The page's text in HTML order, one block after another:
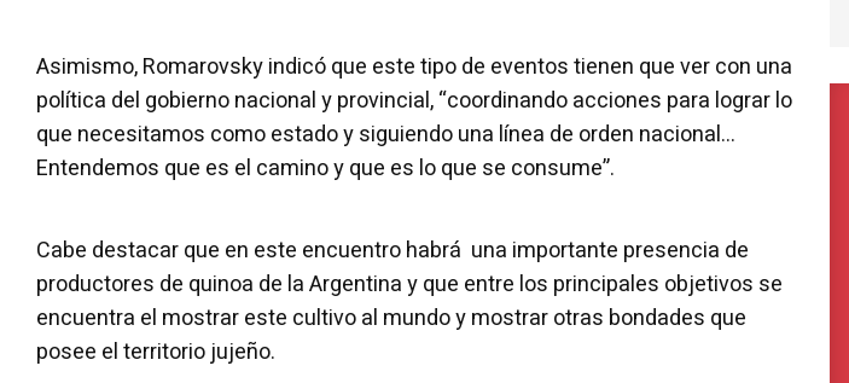
Asimismo, Romarovsky indicó que este tipo de eventos tienen que ver con una
política del gobierno nacional y provincial, “coordinando acciones para lograr lo
que necesitamos como estado y siguiendo una línea de orden nacional…
Entendemos que es el camino y que es lo que se consume”.
Cabe destacar que en este encuentro habrá una importante presencia de
productores de quinoa de la Argentina y que entre los principales objetivos se
encuentra el mostrar este cultivo al mundo y mostrar otras bondades que
posee el territorio jujeño.